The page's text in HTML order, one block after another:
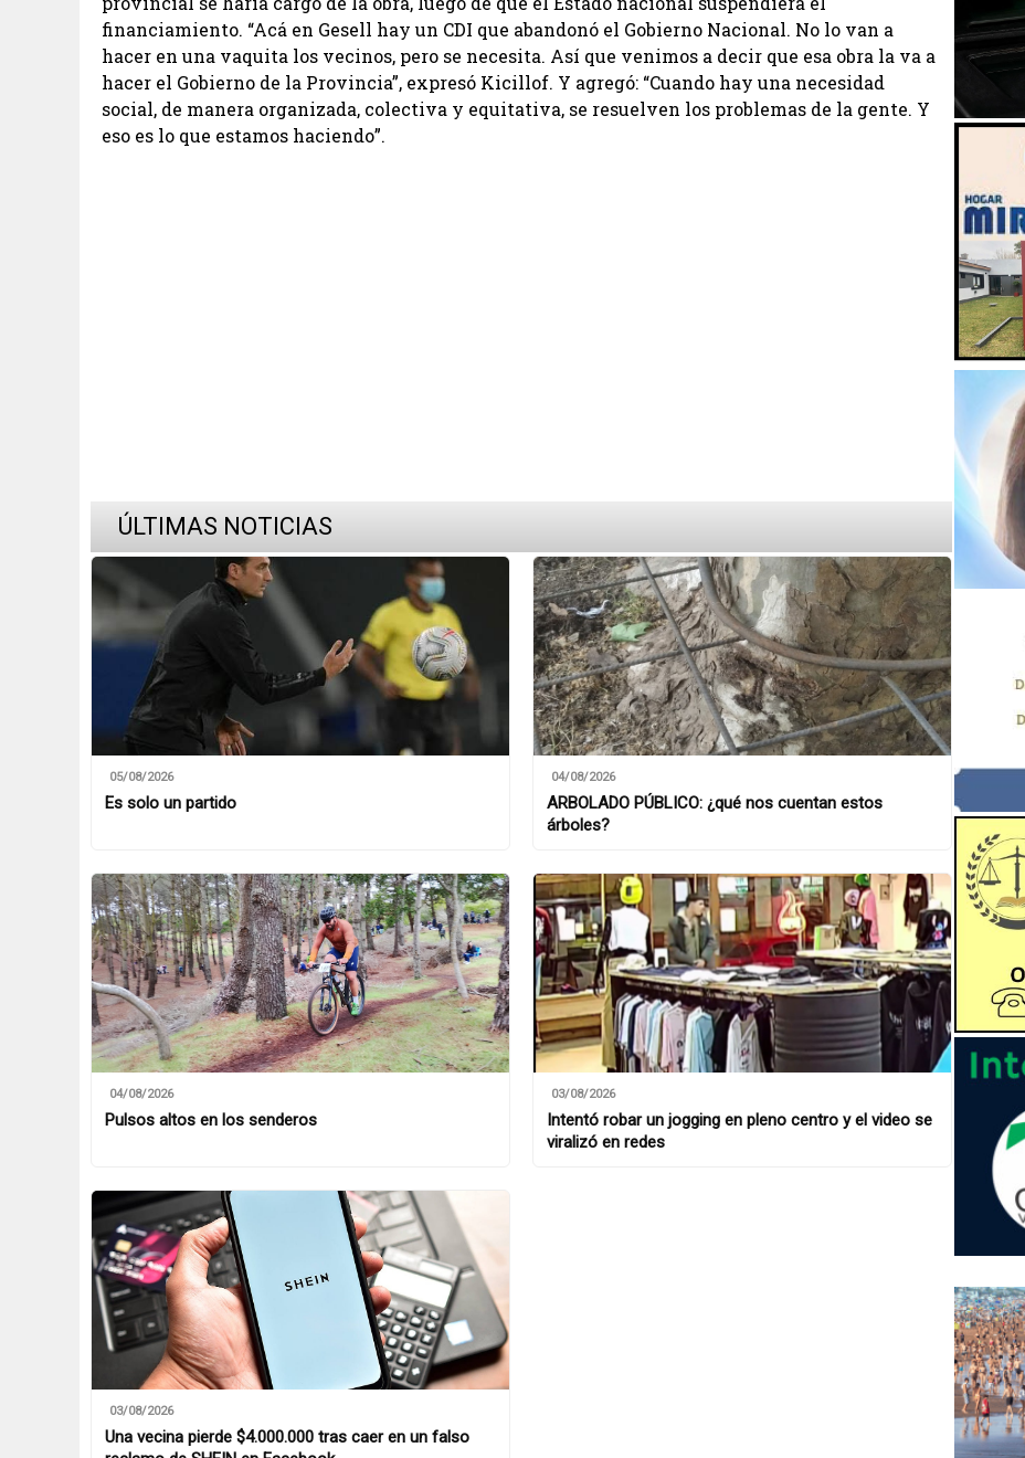
financiamiento. “Acá en Gesell hay un CDI que abandonó el Gobierno Nacional. No lo van a
hacer en una vaquita los vecinos, pero se necesita. Así que venimos a decir que esa obra la va a
hacer el Gobierno de la Provincia”, expresó Kicillof. Y agregó: “Cuando hay una necesidad
social, de manera organizada, colectiva y equitativa, se resuelven los problemas de la gente. Y
eso es lo que estamos haciendo”.
ÚLTIMAS NOTICIAS
05/08/2026
Es solo un partido
04/08/2026
ARBOLADO PÚBLICO: ¿qué nos cuentan estos
árboles?
04/08/2026
Pulsos altos en los senderos
03/08/2026
Intentó robar un jogging en pleno centro y el video se
viralizó en redes
03/08/2026
Una vecina pierde $4.000.000 tras caer en un falso